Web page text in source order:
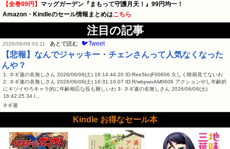
【全巻99円】 マッグガーデン『まもって守護月天！』99円均一！
Amazon・Kindleのセール情報まとめはこちら
注目の記事
2026/06/09 03:11 あとで読む 🐦Tweet
【悲報】なんでジャッキー・チェンさんって人気なくなった
んや？
1: ネギ速の名無しさん 2026/06/06(土) 16:14:44.20 ID:Ree5bcjF00606 久しく映画見てないわ
2: ネギ速の名無しさん 2026/06/06(土) 16:31:10.07 ID:R/wbpwoAM0606 アクションやし年齢的
にキツイやろキャラ的に年齢相応な役も難しいわ 3: ネギ速の名無しさん 2026/06/06(土)
16:42:25.34 I…
ネギ速
Kindle お得なセール本